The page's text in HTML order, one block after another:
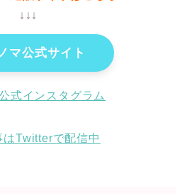
↓↓↓
マ公式サイト
式インスタグラム
はTwitterで配信中